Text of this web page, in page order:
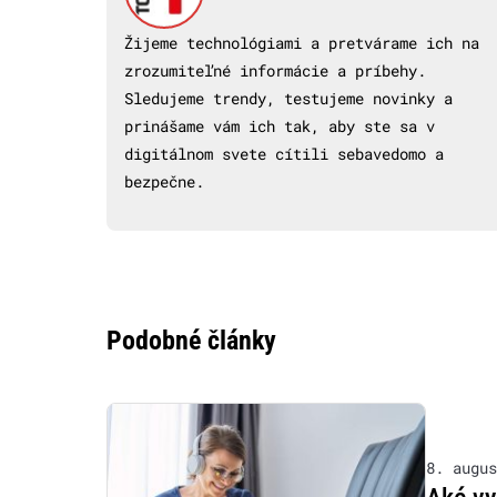
Žijeme technológiami a pretvárame ich na
zrozumiteľné informácie a príbehy.
Sledujeme trendy, testujeme novinky a
prinášame vám ich tak, aby ste sa v
digitálnom svete cítili sebavedomo a
bezpečne.
Podobné články
8.